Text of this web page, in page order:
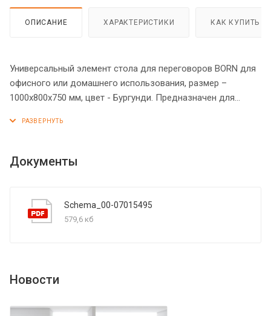
ОПИСАНИЕ ХАРАКТЕРИСТИКИ КАК КУПИТЬ
Универсальный элемент стола для переговоров BORN для
офисного или домашнего использования, размер –
1000х800х750 мм, цвет - Бургунди. Предназначен для
большого переговорного стола. Стол оснащен опорами
панелью. Солидная и прочная столешница 38 мм. Все
торцы основных элементов стола надежно защищены
прочными силовыми креплениями – эксцентриковыми
стяжками. Регулируемые по высоте опоры обеспечат
Документы
Schema_00-07015495
579,6 кб
Новости